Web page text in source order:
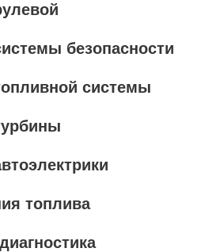
безопасности
системы
топлива